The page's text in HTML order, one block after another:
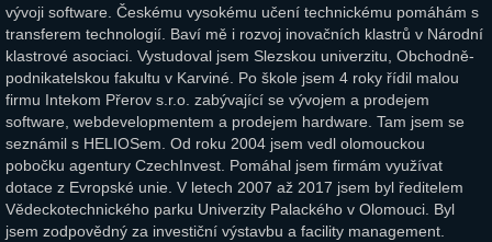
vývoji software. Českému vysokému učení technickému pomáhám s
transferem technologií. Baví mě i rozvoj inovačních klastrů v Národní
klastrové asociaci. Vystudoval jsem Slezskou univerzitu, Obchodně-
podnikatelskou fakultu v Karviné. Po škole jsem 4 roky řídil malou
firmu Intekom Přerov s.r.o. zabývající se vývojem a prodejem
software, webdevelopmentem a prodejem hardware. Tam jsem se
seznámil s HELIOSem. Od roku 2004 jsem vedl olomouckou
pobočku agentury CzechInvest. Pomáhal jsem firmám využívat
dotace z Evropské unie. V letech 2007 až 2017 jsem byl ředitelem
Vědeckotechnického parku Univerzity Palackého v Olomouci. Byl
jsem zodpovědný za investiční výstavbu a facility management.